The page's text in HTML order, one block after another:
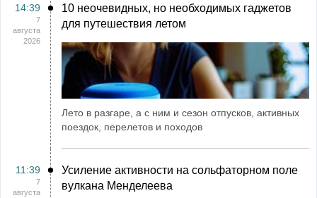
14:39
7
августа
2026
10 неочевидных, но необходимых гаджетов
для путешествия летом
Лето в разгаре, а с ним и сезон отпусков, активных
поездок, перелетов и походов
11:39
7
августа
Усиление активности на сольфаторном поле
вулкана Менделеева